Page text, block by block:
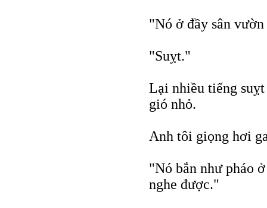
"Nó ở đầy sân
"Suỵt."
Lại nhiều tiếng
gió nhỏ.
Anh tôi giọng hơi
"Nó bắn như pháo
nghe được."